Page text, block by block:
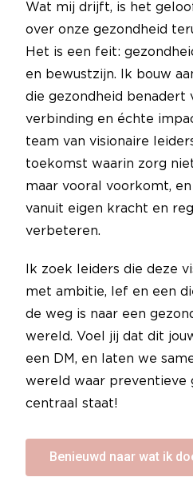
Wat mij drijft, is het
over onze gezondheid
Het is een feit:
en bewustzijn. Ik bouw
die gezondheid benadert
verbinding en échte
team van visionaire
toekomst waarin zorg
maar vooral voorkomt,
vanuit eigen kracht en
verbeteren.
Ik zoek leiders die deze
met ambitie, lef en een
de weg is naar een
wereld. Voel jij dat dit
een DM, en laten we
wereld waar preventieve
centraal staat!
Benieuwd naar wat ik